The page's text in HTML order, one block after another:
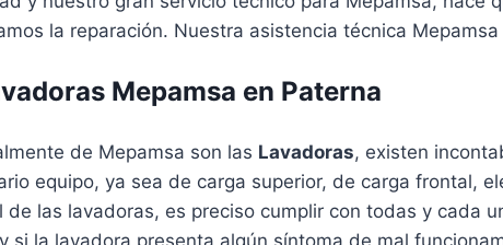
la reparación. Nuestra asistencia técnica
Mepamsa en Paterna
de Mepamsa son las Lavadoras, existen
equipo, ya sea de carga superior, de carga frontal,
de las lavadoras, es preciso cumplir con todas y cada